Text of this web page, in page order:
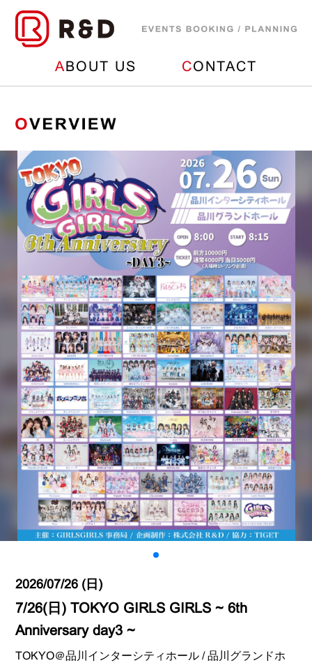
ABOUT US CONTACT
2026/07/26 (日)
7/26(日) TOKYO GIRLS GIRLS ~ 6th
Anniversary day3 ~
TOKYO＠品川インターシティホール / 品川グランドホ